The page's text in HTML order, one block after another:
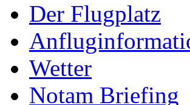
Der Flugplatz
Wetter
Notam Briefing